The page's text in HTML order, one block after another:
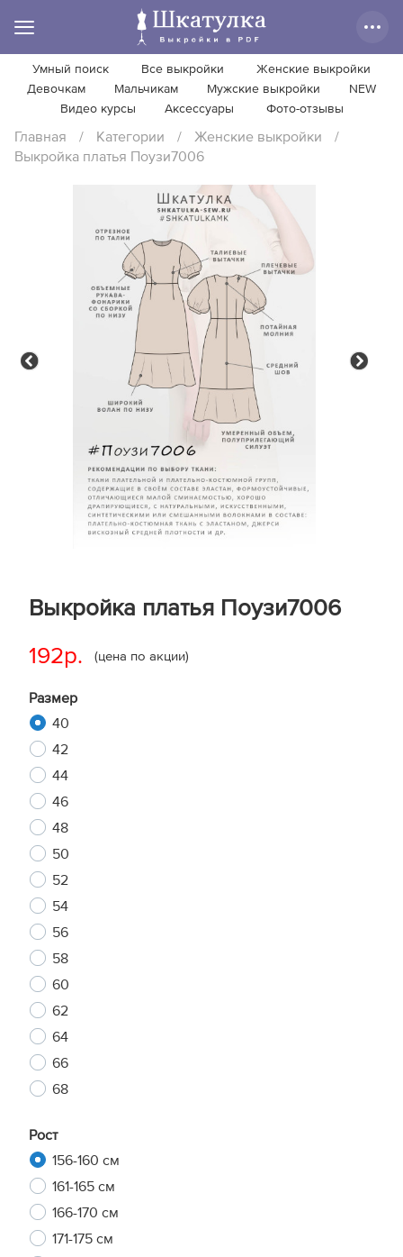
Умный поиск Все выкройки
Женские выкройки
Девочкам
Мальчикам Мужские выкройки
NEW
Видео курсы
Аксессуары Фото-отзывы
Главная / Категории / Женские выкройки
/
Выкройка платья Поузи7006
Выкройка платья Поузи7006
192р. (цена по акции)
Размер
40
42
44
46
48
50
52
54
56
58
60
62
64
66
68
Рост
156-160 см
161-165 см
166-170 см
171-175 см